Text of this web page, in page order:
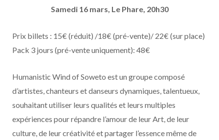
Samedi 16 mars, Le Phare, 20h30
Prix billets : 15€ (réduit) /18€ (pré-vente)/ 22€ (sur place)
Pack 3 jours (pré-vente uniquement): 48€
Humanistic Wind of Soweto est un groupe composé
d’artistes, chanteurs et danseurs dynamiques, talentueux,
souhaitant utiliser leurs qualités et leurs multiples
expériences pour répandre l’amour de leur Art, de leur
culture, de leur créativité et partager l’essence même de